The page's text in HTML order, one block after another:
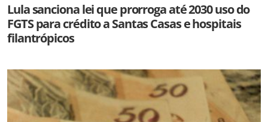
Lula sanciona lei que prorroga até 2030 uso do
FGTS para crédito a Santas Casas e hospitais
filantrópicos